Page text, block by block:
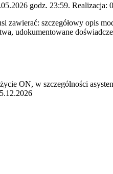
godz. 23:59.
zawierać: szczegółowy opis
udokumentowane
ON, w szczególności